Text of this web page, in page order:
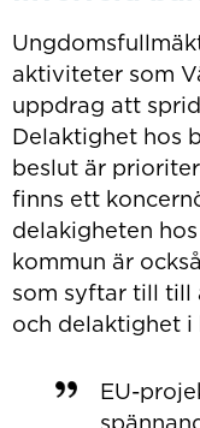
aktiviteter som
uppdrag att
Delaktighet hos
beslut är
finns ett
delakigheten
kommun är
som syftar till till
och delaktighet i
EU-